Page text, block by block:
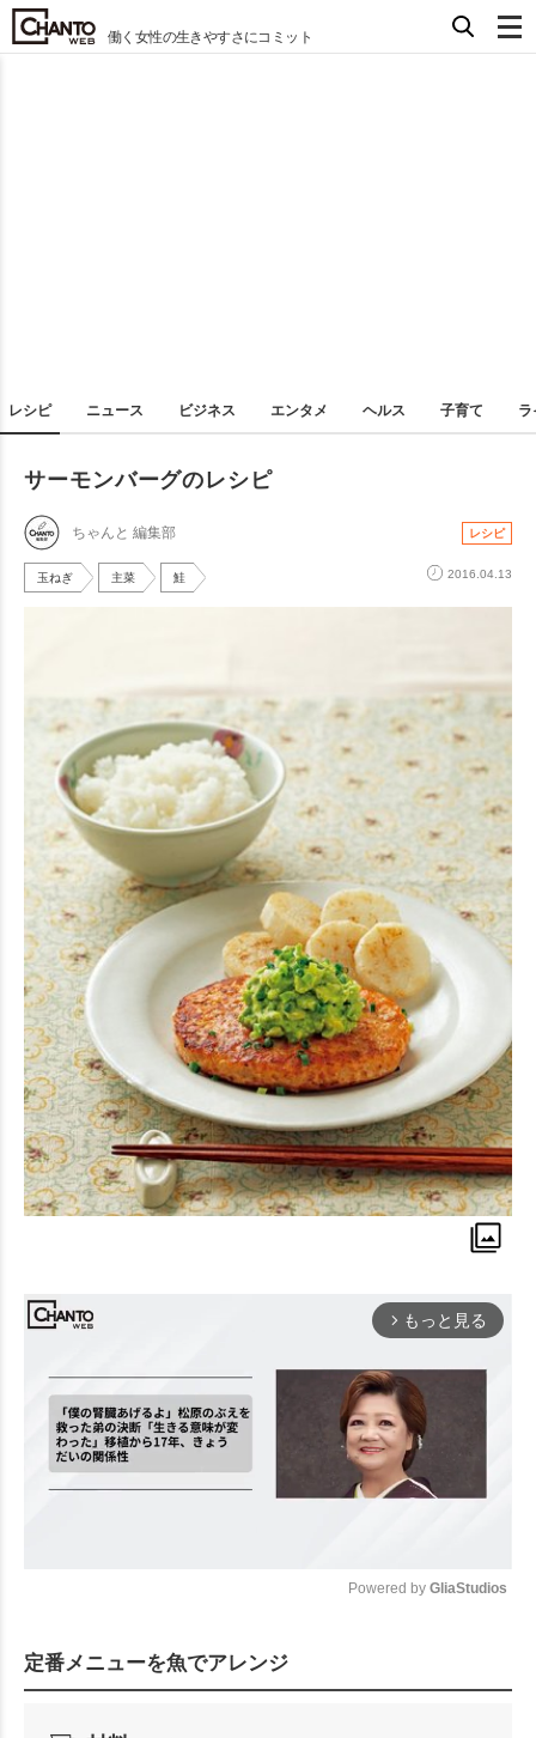
働く女性の生きやすさにコミット
レシピ ニュース ビジネス エンタメ ヘルス 子育て ラ
サーモンバーグのレシピ
ちゃんと 編集部 レシピ
玉ねぎ 主菜 鮭 2016.04.13
arrow_forward_ios もっと見る
Powered by GliaStudios
定番メニューを魚でアレンジ